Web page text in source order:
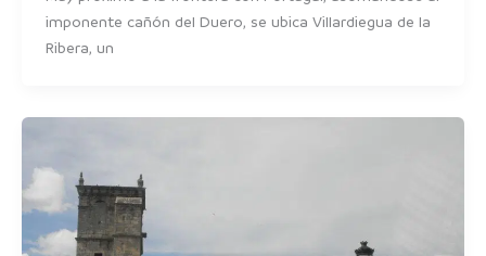
imponente cañón del Duero, se ubica Villardiegua de la
Ribera, un